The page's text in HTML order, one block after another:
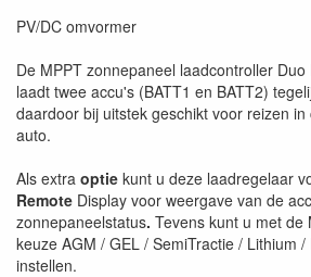
PV/DC omvormer
De MPPT zonnepaneel laadcontroller
laadt twee accu's (BATT1 en BATT2)
daardoor bij uitstek geschikt voor reizen
auto.
Als extra optie kunt u deze laadregelaar
Remote Display voor weergave van de
zonnepaneelstatus. Tevens kunt u met de
keuze AGM / GEL / SemiTractie / Lithium
instellen.